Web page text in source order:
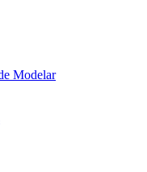
Modelar